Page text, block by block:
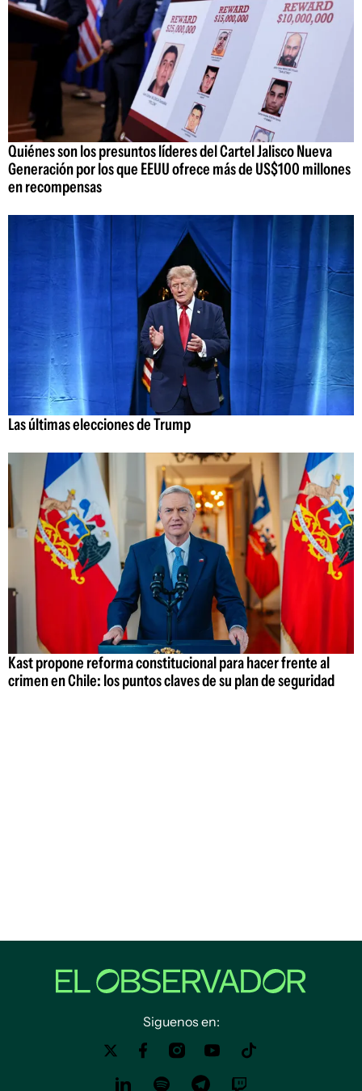
Quiénes son los presuntos líderes del Cartel Jalisco Nueva
Generación por los que EEUU ofrece más de US$100 millones
en recompensas
Las últimas elecciones de Trump
Kast propone reforma constitucional para hacer frente al
crimen en Chile: los puntos claves de su plan de seguridad
Siguenos en: